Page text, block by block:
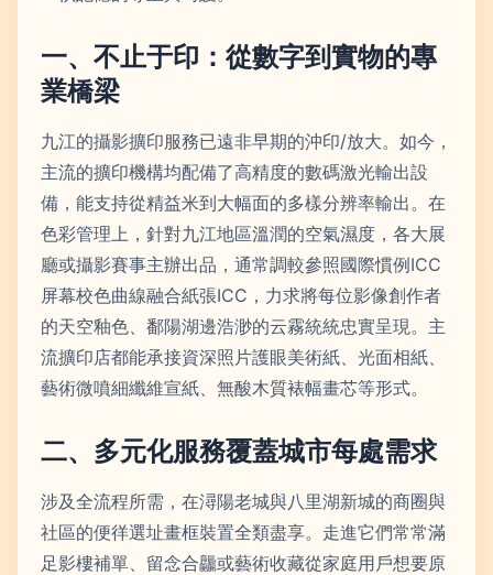
一、不止于印：從數字到實物的專
業橋梁
九江的攝影擴印服務已遠非早期的沖印/放大。如今，
主流的擴印機構均配備了高精度的數碼激光輸出設
備，能支持從精益米到大幅面的多樣分辨率輸出。在
色彩管理上，針對九江地區溫潤的空氣濕度，各大展
廳或攝影賽事主辦出品，通常調較參照國際慣例ICC
屏幕校色曲線融合紙張ICC，力求將每位影像創作者
的天空釉色、鄱陽湖邊浩渺的云霧統統忠實呈現。主
流擴印店都能承接資深照片護眼美術紙、光面相紙、
藝術微噴細纖維宣紙、無酸木質裱幅畫芯等形式。
二、多元化服務覆蓋城市每處需求
涉及全流程所需，在潯陽老城與八里湖新城的商圈與
社區的便徉選址畫框裝置全類盡享。走進它們常常滿
足影樓補單、留念合龘或藝術收藏從家庭用戶想要原